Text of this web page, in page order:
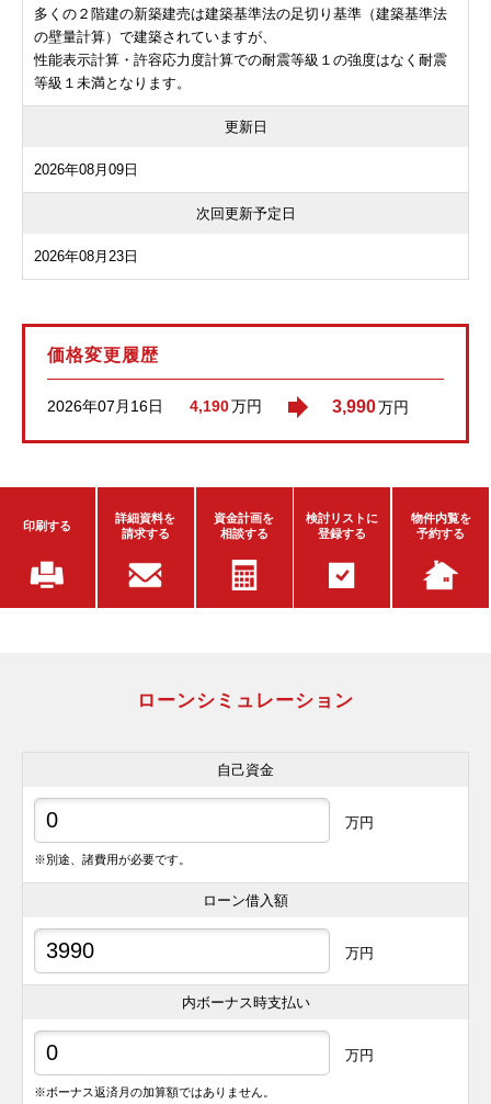
多くの２階建の新築建売は建築基準法の足切り基準（建築基準法
の壁量計算）で建築されていますが、
性能表示計算・許容応力度計算での耐震等級１の強度はなく耐震
等級１未満となります。
更新日
2026年08月09日
次回更新予定日
2026年08月23日
価格変更履歴
2026年07月16日 4,190万円 3,990万円
印刷する
詳細資料を
請求する
資金計画を
相談する
検討リストに
登録する
物件内覧を
予約する
ローンシミュレーション
自己資金
万円
※別途、諸費用が必要です。
ローン借入額
万円
内ボーナス時支払い
万円
※ボーナス返済月の加算額ではありません。